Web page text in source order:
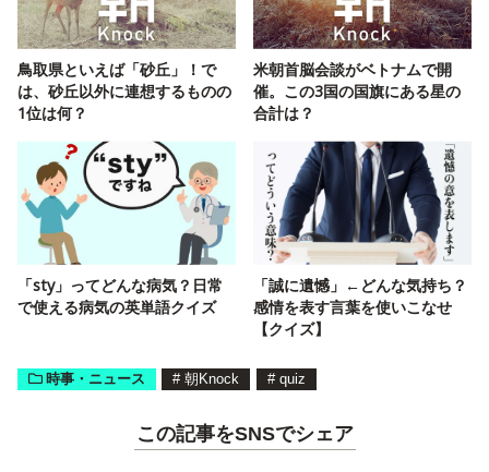
鳥取県といえば「砂丘」！で
は、砂丘以外に連想するものの
1位は何？
米朝首脳会談がベトナムで開
催。この3国の国旗にある星の
合計は？
「sty」ってどんな病気？日常
で使える病気の英単語クイズ
「誠に遺憾」←どんな気持ち？
感情を表す言葉を使いこなせ
【クイズ】
時事・ニュース # 朝Knock # quiz
この記事をSNSでシェア